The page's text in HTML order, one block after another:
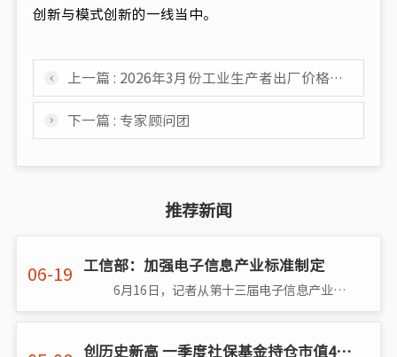
创新与模式创新的一线当中。
上一篇 : 2026年3月份工业生产者出厂价格同比由降转涨 环比涨幅扩大
下一篇 : 专家顾问团
推荐新闻
06-19 工信部：加强电子信息产业标准制定
6月16日，记者从第十三届电子信息产业标准推动会上了解到，2022年工信部电子信息司组织标准化技术委员会及有关单位提出501项推荐�
创历史新高 一季度社保基金持仓市值4275亿元